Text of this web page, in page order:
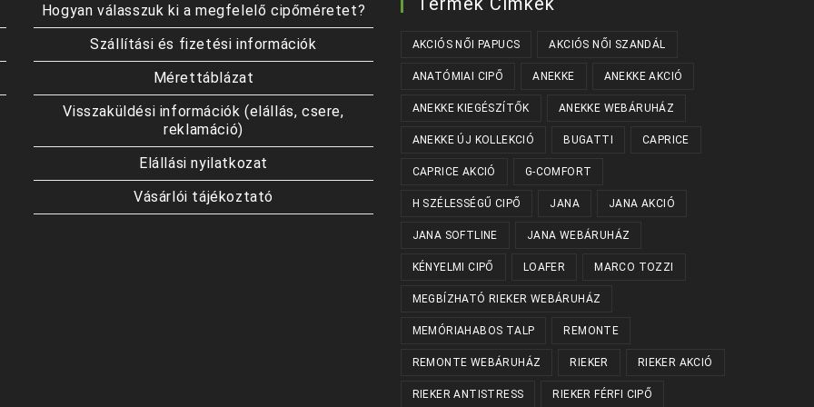
Hogyan válasszuk ki a megfelelő cipőméretet?
Szállítási és fizetési információk
Mérettáblázat
Visszaküldési információk (elállás, csere,
reklamáció)
Elállási nyilatkozat
Vásárlói tájékoztató
AKCIÓS NŐI PAPUCS AKCIÓS NŐI SZANDÁL
ANATÓMIAI CIPŐ ANEKKE ANEKKE AKCIÓ
ANEKKE KIEGÉSZÍTŐK ANEKKE WEBÁRUHÁZ
ANEKKE ÚJ KOLLEKCIÓ BUGATTI CAPRICE
CAPRICE AKCIÓ G-COMFORT
H SZÉLESSÉGŰ CIPŐ JANA JANA AKCIÓ
JANA SOFTLINE JANA WEBÁRUHÁZ
KÉNYELMI CIPŐ LOAFER MARCO TOZZI
MEGBÍZHATÓ RIEKER WEBÁRUHÁZ
MEMÓRIAHABOS TALP REMONTE
REMONTE WEBÁRUHÁZ RIEKER RIEKER AKCIÓ
RIEKER ANTISTRESS RIEKER FÉRFI CIPŐ